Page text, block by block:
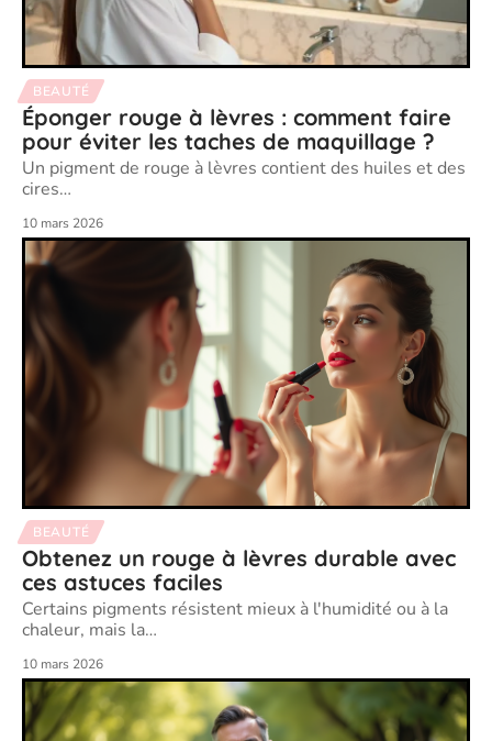
BEAUTÉ
Éponger rouge à lèvres : comment faire
pour éviter les taches de maquillage ?
Un pigment de rouge à lèvres contient des huiles et des
cires…
10 mars 2026
BEAUTÉ
Obtenez un rouge à lèvres durable avec
ces astuces faciles
Certains pigments résistent mieux à l'humidité ou à la
chaleur, mais la…
10 mars 2026